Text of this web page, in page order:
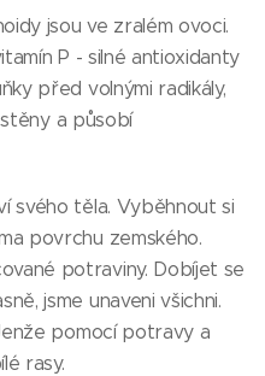
jsou ve zralém ovoci.
P - silné antioxidanty
před volnými radikály,
a působí
svého těla. Vyběhnout si
povrchu zemského.
potraviny. Dobíjet se
jsme unaveni všichni.
pomocí potravy a
rasy.